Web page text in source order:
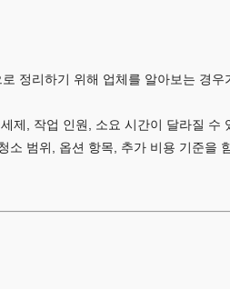
정리하기 위해 업체를 알아보는 경우
제, 작업 인원, 소요 시간이 달라질 수
소 범위, 옵션 항목, 추가 비용 기준을